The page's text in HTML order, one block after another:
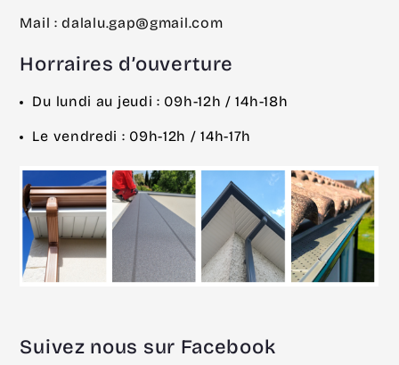
Mail : dalalu.gap@gmail.com
Horraires d’ouverture
Du lundi au jeudi : 09h-12h / 14h-18h
Le vendredi : 09h-12h / 14h-17h
Suivez nous sur Facebook